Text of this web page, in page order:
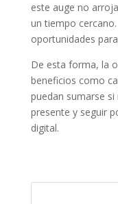
este auge no
un tiempo
oportunidades
De esta forma, la
beneficios como
puedan sumarse
presente y seguir
digital.